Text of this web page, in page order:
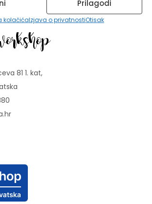
Prilagodi
kolačićaIzjava o privatnostiOtisak
81 1. kat,